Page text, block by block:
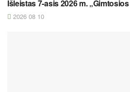
Išleistas 7-asis 2026 m.
2026 08 10